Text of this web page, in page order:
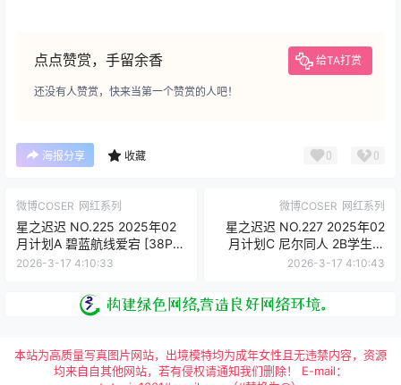
点点赞赏，手留余香 给TA打赏
还没有人赞赏，快来当第一个赞赏的人吧！
海报分享 收藏 0 0
微博COSER 网红系列
星之迟迟 NO.225 2025年02
月计划A 碧蓝航线爱宕 [38P-
183MB]
2026-3-17 4:10:33
微博COSER 网红系列
星之迟迟 NO.227 2025年02
月计划C 尼尔同人 2B学生服
[29P-131MB]
2026-3-17 4:10:43
本站为高质量写真图片网站，出境模特均为成年女性且无违禁内容，资源
均来自自其他网站，若有侵权请通知我们删除！ E-mail：